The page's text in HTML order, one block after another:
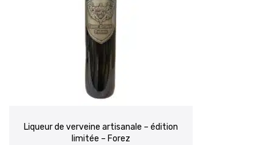
Liqueur de verveine artisanale – édition
limitée – Forez